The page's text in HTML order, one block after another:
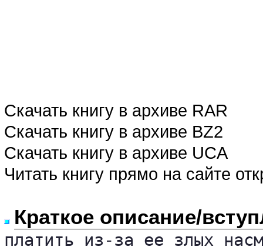
Скачать книгу в архиве RAR
Скачать книгу в архиве BZ2
Скачать книгу в архиве UCA
Читать книгу прямо на сайте
Краткое описание/
платить из-за ее злых